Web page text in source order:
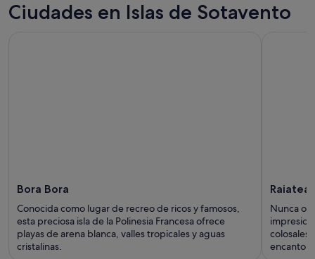
Ciudades en Islas de Sotavento
Bora Bora
Conocida como lugar de recreo de ricos y famosos,
esta preciosa isla de la Polinesia Francesa ofrece
playas de arena blanca, valles tropicales y aguas
cristalinas.
Raiatea
Nunca
encanto a